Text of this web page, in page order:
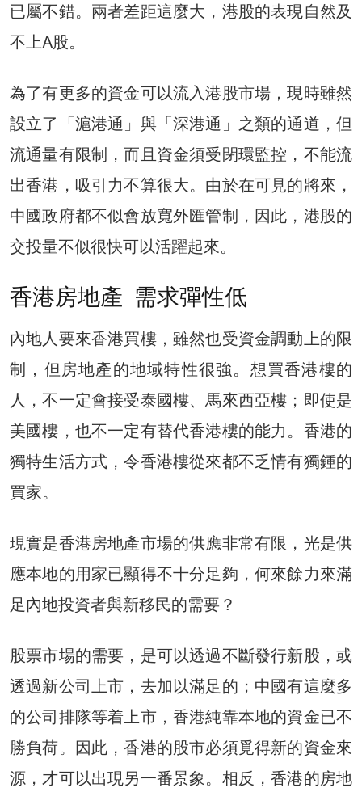
已屬不錯。兩者差距這麼大，港股的表現自然及
不上A股。
為了有更多的資金可以流入港股市場，現時雖然
設立了「滬港通」與「深港通」之類的通道，但
流通量有限制，而且資金須受閉環監控，不能流
出香港，吸引力不算很大。由於在可見的將來，
中國政府都不似會放寬外匯管制，因此，港股的
交投量不似很快可以活躍起來。
香港房地產 需求彈性低
內地人要來香港買樓，雖然也受資金調動上的限
制，但房地產的地域特性很強。想買香港樓的
人，不一定會接受泰國樓、馬來西亞樓；即使是
美國樓，也不一定有替代香港樓的能力。香港的
獨特生活方式，令香港樓從來都不乏情有獨鍾的
買家。
現實是香港房地產市場的供應非常有限，光是供
應本地的用家已顯得不十分足夠，何來餘力來滿
足內地投資者與新移民的需要？
股票市場的需要，是可以透過不斷發行新股，或
透過新公司上市，去加以滿足的；中國有這麼多
的公司排隊等着上市，香港純靠本地的資金已不
勝負荷。因此，香港的股市必須覓得新的資金來
源，才可以出現另一番景象。相反，香港的房地